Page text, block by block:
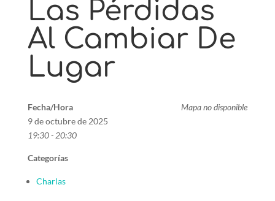
Las Pérdidas
Al Cambiar De
Lugar
Mapa no disponible
Fecha/Hora
9 de octubre de 2025
19:30 - 20:30
Categorías
Charlas